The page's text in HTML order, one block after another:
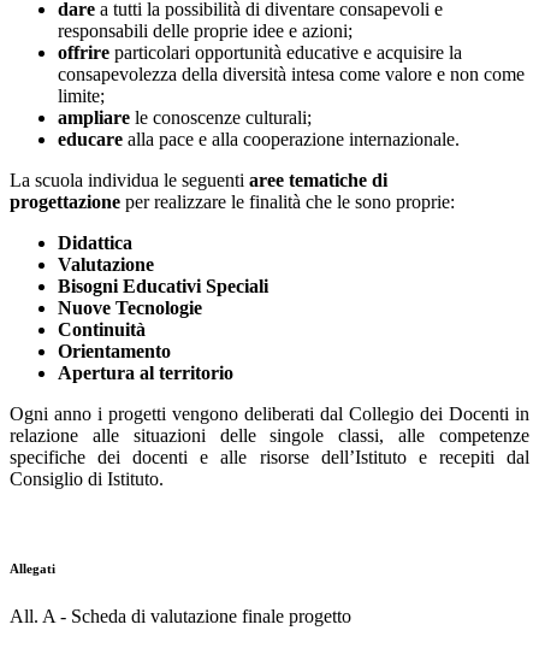
dare a tutti la possibilità di diventare consapevoli e
responsabili delle proprie idee e azioni;
offrire particolari opportunità educative e acquisire la
consapevolezza della diversità intesa come valore e non come
limite;
ampliare le conoscenze culturali;
educare alla pace e alla cooperazione internazionale.
La scuola individua le seguenti aree tematiche di
progettazione per realizzare le finalità che le sono proprie:
Didattica
Valutazione
Bisogni Educativi Speciali
Nuove Tecnologie
Continuità
Orientamento
Apertura al territorio
Ogni anno i progetti vengono deliberati dal Collegio dei Docenti in
relazione alle situazioni delle singole classi, alle competenze
specifiche dei docenti e alle risorse dell’Istituto e recepiti dal
Consiglio di Istituto.
Allegati
All. A - Scheda di valutazione finale progetto